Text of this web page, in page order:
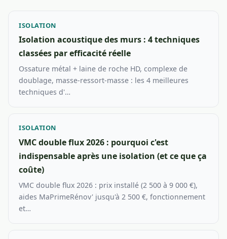
ISOLATION
Isolation acoustique des murs : 4 techniques
classées par efficacité réelle
Ossature métal + laine de roche HD, complexe de
doublage, masse-ressort-masse : les 4 meilleures
techniques d'…
ISOLATION
VMC double flux 2026 : pourquoi c'est
indispensable après une isolation (et ce que ça
coûte)
VMC double flux 2026 : prix installé (2 500 à 9 000 €),
aides MaPrimeRénov' jusqu'à 2 500 €, fonctionnement
et…